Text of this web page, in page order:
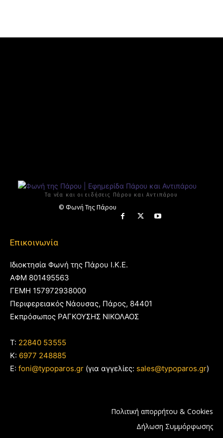
Τα νέα και οι ειδήσεις Πάρου και Αντιπάρου
© Φωνή Της Πάρου
Επικοινωνία
Ιδιοκτησία Φωνή της Πάρου Ι.Κ.Ε.
ΑΦΜ 801495563
ΓΕΜΗ 157972938000
Περιφερειακός Νάουσας, Πάρος, 84401
Εκπρόσωπος ΡΑΓΚΟΥΣΗΣ ΝΙΚΟΛΑΟΣ
T: 22840 53555
Κ: 6977 248885
E: foni@typoparos.gr (για αγγελίες: sales@typoparos.gr)
Πολιτική απορρήτου & Cookies
Δήλωση Συμμόρφωσης